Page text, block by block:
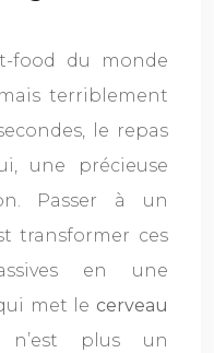
food du monde
terriblement
le repas
une précieuse
Passer à un
transformer ces
en une
met le cerveau
plus un